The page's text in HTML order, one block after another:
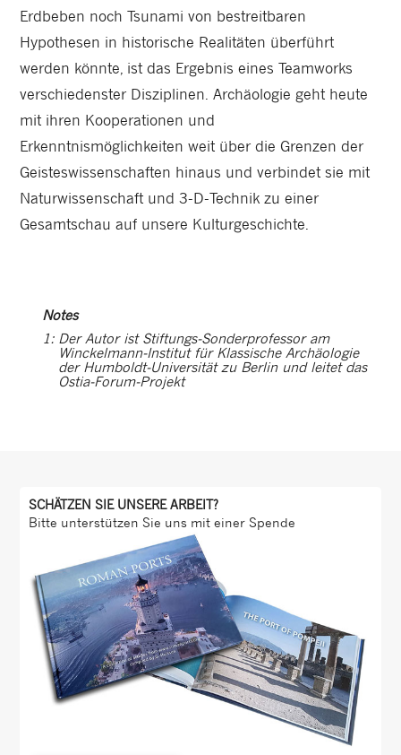
Erdbeben noch Tsunami von bestreitbaren
Hypothesen in historische Realitäten überführt
werden könnte, ist das Ergebnis eines Teamworks
verschiedenster Disziplinen. Archäologie geht heute
mit ihren Kooperationen und
Erkenntnismöglichkeiten weit über die Grenzen der
Geisteswissenschaften hinaus und verbindet sie mit
Naturwissenschaft und 3-D-Technik zu einer
Gesamtschau auf unsere Kulturgeschichte.
Notes
1: Der Autor ist Stiftungs-Sonderprofessor am
Winckelmann-Institut für Klassische Archäologie
der Humboldt-Universität zu Berlin und leitet das
Ostia-Forum-Projekt
SCHÄTZEN SIE UNSERE ARBEIT?
Bitte unterstützen Sie uns mit einer Spende